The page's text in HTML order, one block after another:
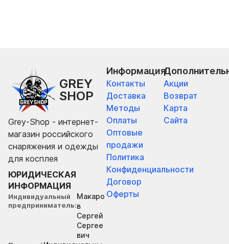
GREY
SHOP
Grey-Shop - интернет-
магазин российского
снаряжения и одежды
для косплея
ЮРИДИЧЕСКАЯ
ИНФОРМАЦИЯ
Индивидуальный
предприниматель
Макаро
в
Сергей
Сергее
вич
Информация
Контакты
Доставка
Методы
Оплаты
Оптовые
продажи
Политика
Конфиденциальности
Договор
Оферты
Акции
Возврат
Карта
Сайта